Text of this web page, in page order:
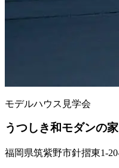
モデルハウス見学会
うつしき和モダンの
福岡県筑紫野市針摺東1-